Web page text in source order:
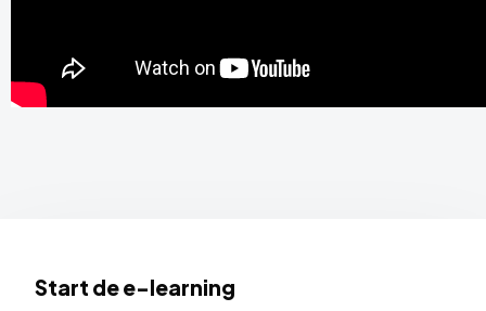
Start de e-learning